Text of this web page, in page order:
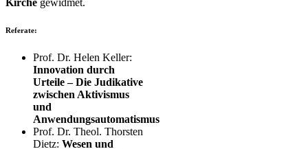
Referate:
Prof. Dr. Helen Keller:
Innovation durch
Urteile – Die Judikative
zwischen Aktivismus
und
Anwendungsautomatismus
Prof. Dr. Theol. Thorsten
Dietz: Wesen und